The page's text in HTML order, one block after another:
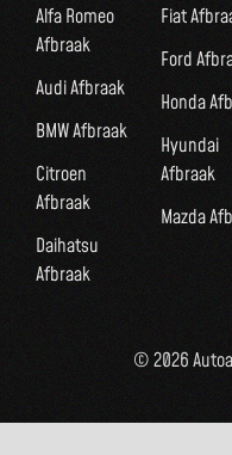
Alfa Romeo
Afbraak
Audi Afbraak
BMW Afbraak
Citroen
Afbraak
Daihatsu
Afbraak
Fiat
Ford
Honda
Hyundai
Afbraak
Mazda
© 2026